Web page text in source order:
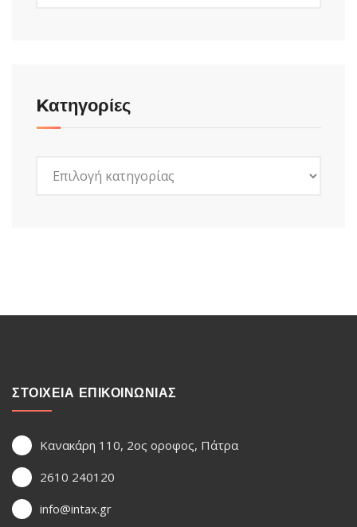
Kατηγορίες
ΣΤΟΙΧΕΙΑ ΕΠΙΚΟΙΝΩΝΙΑΣ
Κανακάρη 110, 2ος οροφος, Πάτρα
2610 240120
info@intax.gr